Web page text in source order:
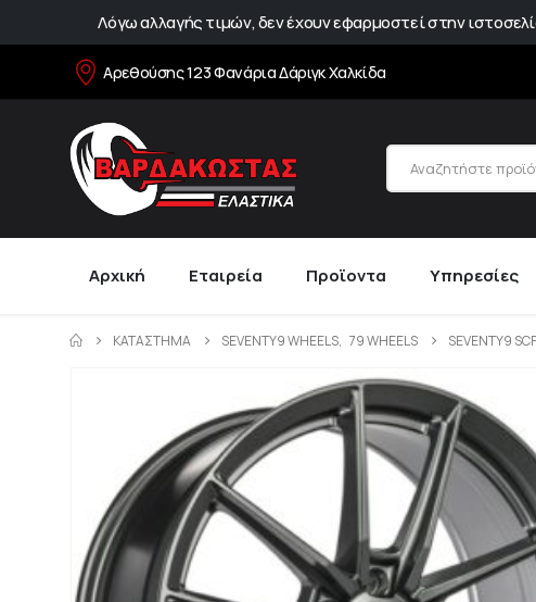
Λόγω αλλαγής τιμών, δεν έχουν εφαρμοστεί στην
Αρεθούσης 123 Φανάρια Δάριγκ Χαλκίδα
Αρχική Εταιρεία Προϊοντα Υπηρεσίες
ΚΑΤΆΣΤΗΜΑ SEVENTY9 WHEELS, 79 WHEELS SEVENTY9